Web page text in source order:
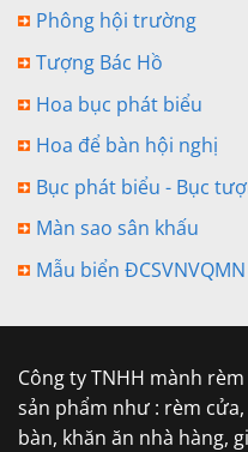
Phông hội trường
Tượng Bác Hồ
Hoa bục phát biểu
Hoa để bàn hội nghị
Bục phát biểu - Bục
Màn sao sân khấu
Mẫu biển ĐCSVNVQMN
Công ty TNHH mành
sản phẩm như : rèm
bàn, khăn ăn nhà hàng,